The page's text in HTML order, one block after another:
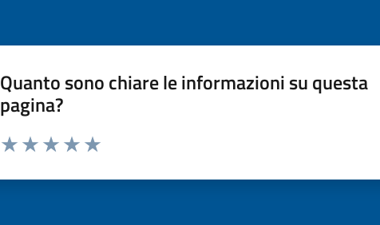
Quanto sono chiare le informazioni su questa
pagina?
Valuta da 1 a 5 stelle la pagina